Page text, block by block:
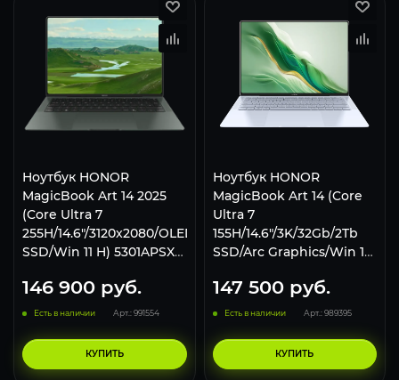
Ноутбук HONOR
MagicBook Art 14 2025
(Core Ultra 7
255H/14.6"/3120x2080/OLED/32Gb/1Tb
SSD/Win 11 H) 5301APSX
146 900 руб.
Есть в наличии Арт.: 991554
КУПИТЬ
Ноутбук HONOR
MagicBook Art 14 (Core
Ultra 7
155H/14.6"/3K/32Gb/2Tb
SSD/Arc Graphics/Win 11
147 500руб.
Есть в наличии Арт.: 989395
КУПИТЬ